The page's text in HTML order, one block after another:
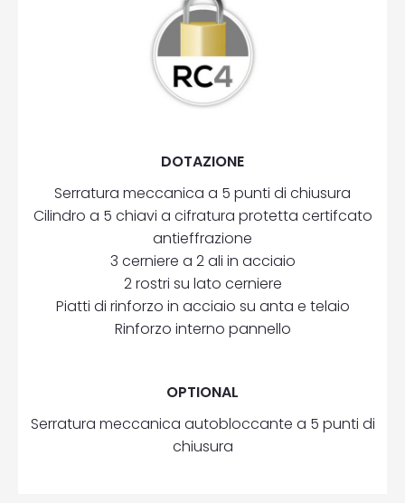
DOTAZIONE
Serratura meccanica a 5 punti di chiusura
Cilindro a 5 chiavi a cifratura protetta certifcato
antieffrazione
3 cerniere a 2 ali in acciaio
2 rostri su lato cerniere
Piatti di rinforzo in acciaio su anta e telaio
Rinforzo interno pannello
OPTIONAL
Serratura meccanica autobloccante a 5 punti di
chiusura